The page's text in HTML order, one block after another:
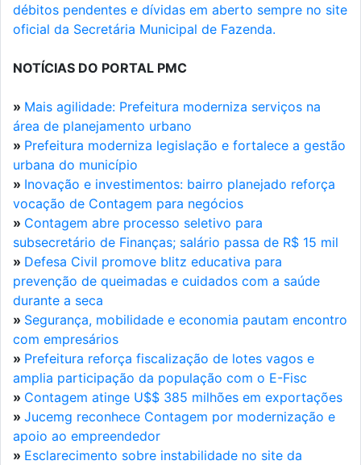
débitos pendentes e dívidas em aberto sempre no site
oficial da Secretária Municipal de Fazenda.
NOTÍCIAS DO PORTAL PMC
» Mais agilidade: Prefeitura moderniza serviços na
área de planejamento urbano
» Prefeitura moderniza legislação e fortalece a gestão
urbana do município
» Inovação e investimentos: bairro planejado reforça
vocação de Contagem para negócios
» Contagem abre processo seletivo para
subsecretário de Finanças; salário passa de R$ 15 mil
» Defesa Civil promove blitz educativa para
prevenção de queimadas e cuidados com a saúde
durante a seca
» Segurança, mobilidade e economia pautam encontro
com empresários
» Prefeitura reforça fiscalização de lotes vagos e
amplia participação da população com o E-Fisc
» Contagem atinge U$$ 385 milhões em exportações
» Jucemg reconhece Contagem por modernização e
apoio ao empreendedor
» Esclarecimento sobre instabilidade no site da